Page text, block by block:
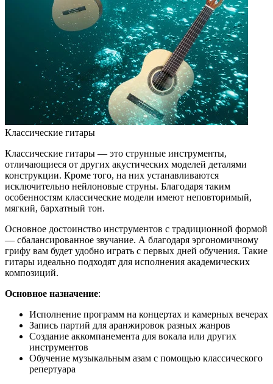
Классические гитары
Классические гитары — это струнные инструменты,
отличающиеся от других акустических моделей деталями
конструкции. Кроме того, на них устанавливаются
исключительно нейлоновые струны. Благодаря таким
особенностям классические модели имеют неповторимый,
мягкий, бархатный тон.
Основное достоинство инструментов с традиционной формой
— сбалансированное звучание. А благодаря эргономичному
грифу вам будет удобно играть с первых дней обучения. Такие
гитары идеально подходят для исполнения академических
композиций.
Основное назначение:
Исполнение программ на концертах и камерных вечерах
Запись партий для аранжировок разных жанров
Создание аккомпанемента для вокала или других
инструментов
Обучение музыкальным азам с помощью классического
репертуара